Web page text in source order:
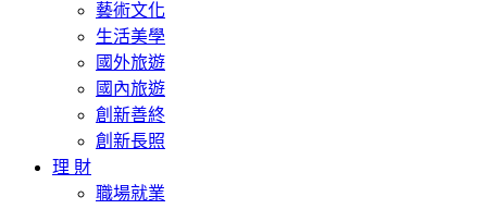
藝術文化
生活美學
國外旅遊
國內旅遊
創新善終
創新長照
理 財
職場就業